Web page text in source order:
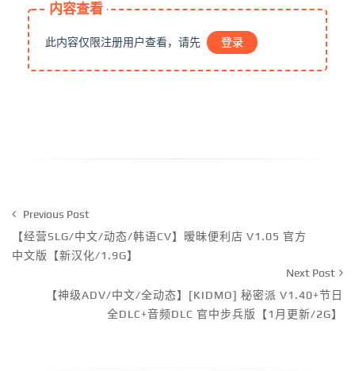
内容查看
此内容仅限注册用户查看，请先 登录
Previous Post
【经营SLG/中文/动态/韩语CV】暧昧便利店 V1.05 官方
中文版【新汉化/1.9G】
Next Post
【神级ADV/中文/全动态】[KIDMO] 秘密派 V1.40+节日
全DLC+音频DLC 官中步兵版【1月更新/2G】